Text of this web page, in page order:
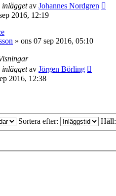
inläggetav Johannes Nordgren
2016, 12:19
» ons 07 sep 2016, 05:10
inläggetav Jörgen Börling
2016, 12:38
Sortera efter: Håll: